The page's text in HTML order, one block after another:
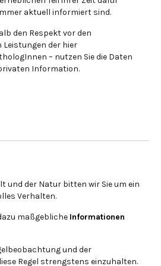
aktuell informiert sind.
den Respekt vor den
der hier
– nutzen Sie die Daten
Information.
und der Natur bitten wir Sie um ein
Verhalten.
maßgebliche Informationen
und der
Regel strengstens einzuhalten.